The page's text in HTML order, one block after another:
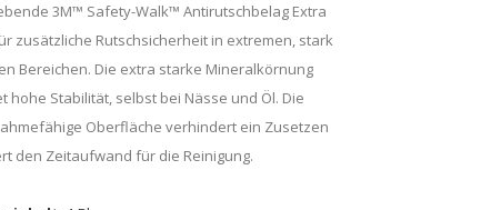
3M™ Safety-Walk™ Antirutschbelag Extra
zusätzliche Rutschsicherheit in extremen, stark
Bereichen. Die extra starke Mineralkörnung
hohe Stabilität, selbst bei Nässe und Öl. Die
Oberfläche verhindert ein Zusetzen
den Zeitaufwand für die Reinigung.